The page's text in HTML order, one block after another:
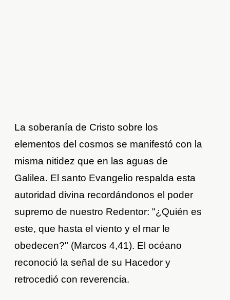
La soberanía de Cristo sobre los
elementos del cosmos se manifestó con la
misma nitidez que en las aguas de
Galilea. El santo Evangelio respalda esta
autoridad divina recordándonos el poder
supremo de nuestro Redentor: "¿Quién es
este, que hasta el viento y el mar le
obedecen?" (Marcos 4,41). El océano
reconoció la señal de su Hacedor y
retrocedió con reverencia.